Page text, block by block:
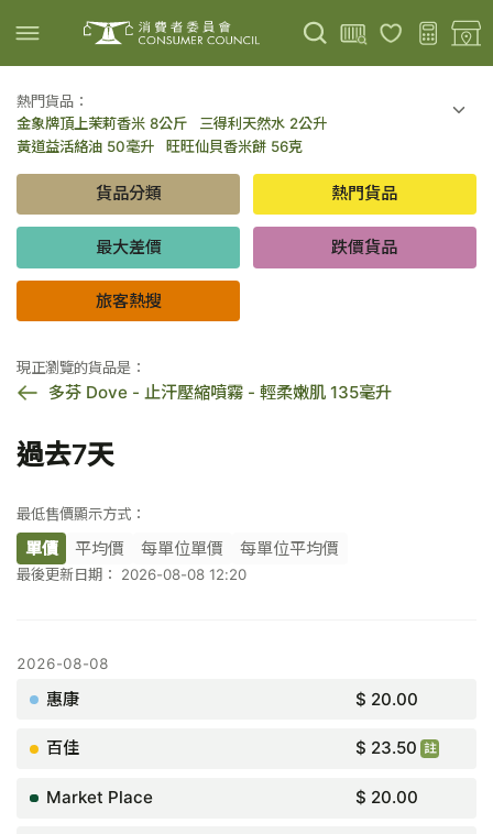
上載圖片 掃描條碼
熱門貨品：
金象牌頂上茉莉香米 8公斤
三得利天然水 2公升
黃道益活絡油 50毫升
旺旺仙貝香米餅 56克
百勝廚新加坡叻沙拉麵 144克
倍樂醇乳酪飲品 - 藍莓 65毫升 x 6
金象牌頂上茉莉香米 5公斤
低鹽/無鹽/低糖/無糖食品
貨品分類 熱門貨品
最大差價 跌價貨品
旅客熱搜
現正瀏覽的貨品是：
多芬 Dove - 止汗壓縮噴霧 - 輕柔嫩肌 135毫升
過去7天
最低售價顯示方式：
單價 平均價 每單位單價 每單位平均價
最後更新日期： 2026-08-08 12:20
$ 20.00
$ 23.50
$ 20.00